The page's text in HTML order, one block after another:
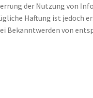
der Nutzung von
Haftung ist jedoch
Bekanntwerden von